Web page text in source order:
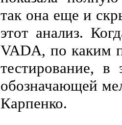
так она еще и
этот анализ.
VADA, по каким
тестирование, в
обозначающей
Карпенко.